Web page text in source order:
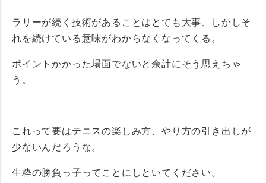
ラリーが続く技術があることはとても大事、しかしそ
れを続けている意味がわからなくなってくる。
ポイントかかった場面でないと余計にそう思えちゃ
う。
これって要はテニスの楽しみ方、やり方の引き出しが
少ないんだろうな。
生粋の勝負っ子ってことにしといてください。